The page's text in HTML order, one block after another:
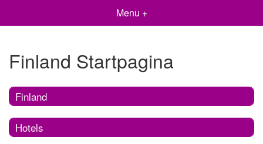
Menu +
Finland Startpagina
Finland
Hotels